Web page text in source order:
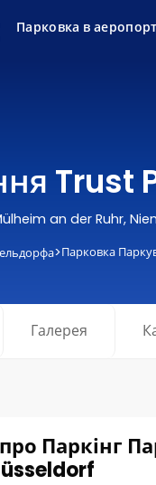
Парковка в
Trust
an der Ruhr,
>Парковка
Галерея
Паркінг